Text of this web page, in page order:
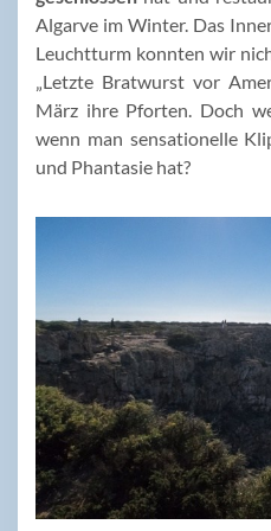
Algarve im Winter. Das
Leuchtturm konnten wir
„Letzte Bratwurst vor
März ihre Pforten. Doch
wenn man sensationelle
und Phantasie hat?